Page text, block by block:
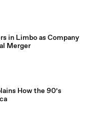
in Limbo as Company
Merger
How the 90’s